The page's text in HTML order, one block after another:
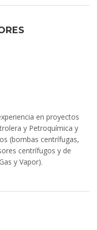
en proyectos
y Petroquímica y
(bombas centrífugas,
centrífugos y de
y Vapor).